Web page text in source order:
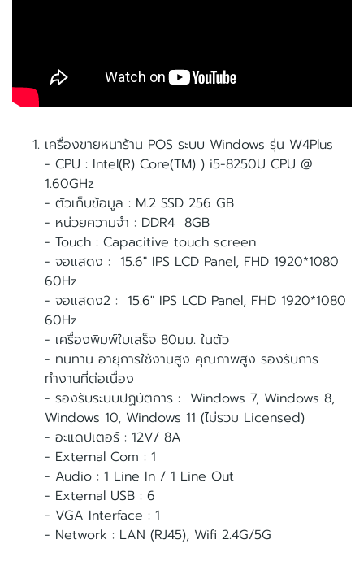
เครื่องขายหนาร้าน POS ระบบ Windows รุ่น W4Plus
- CPU : Intel(R) Core(TM) ) i5-8250U CPU @
1.60GHz
- ตัวเก็บข้อมูล : M.2 SSD 256 GB
- หน่วยความจำ : DDR4 8GB
- Touch : Capacitive touch screen
- จอแสดง : 15.6" IPS LCD Panel, FHD 1920*1080
60Hz
- จอแสดง2 : 15.6" IPS LCD Panel, FHD 1920*1080
60Hz
- เครื่องพิมพ์ใบเสร็จ 80มม. ในตัว
- ทนทาน อายุการใช้งานสูง คุณภาพสูง รองรับการ
ทำงานที่ต่อเนื่อง
- รองรับระบบปฏิบัติการ : Windows 7, Windows 8,
Windows 10, Windows 11 (ไม่รวม Licensed)
- อะแดปเตอร์ : 12V/ 8A
- External Com : 1
- Audio : 1 Line In / 1 Line Out
- External USB : 6
- VGA Interface : 1
- Network : LAN (RJ45), Wifi 2.4G/5G